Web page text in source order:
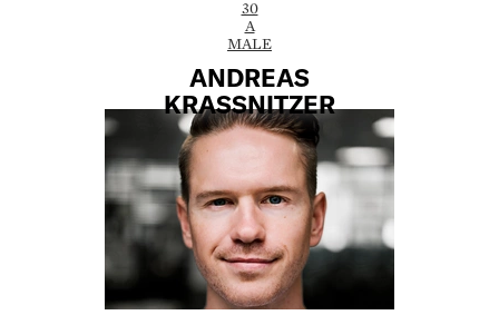
30
A
MALE
ANDREAS
KRASSNITZER